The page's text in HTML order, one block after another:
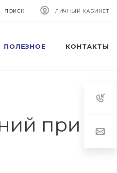
ЛИЧНЫЙ КАБИНЕТ
ПОИСК
ПОЛЕЗНОЕ КОНТАКТЫ
при